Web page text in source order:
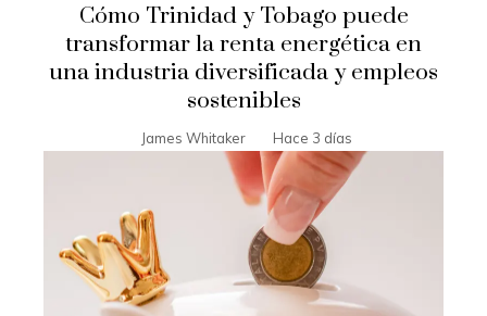
Cómo Trinidad y Tobago puede
transformar la renta energética en
una industria diversificada y empleos
sostenibles
James Whitaker Hace 3 días